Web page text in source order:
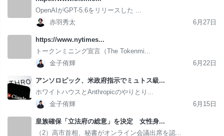
OpenAIがGPT-5.6をリリースした ...
赤羽秀太
6月27日
https://www.nytimes...
トークンミニング宣言（The Tokenmi...
金子侑輝
6月22日
アンソロピック、米政府指示でミュトス級...
ホワイトハウスとAnthropicのやりとり...
金子侑輝
6月15日
皇族確保「立法府の総意」を決定 女性身...
（2）高市首相、秘書がオンライン会議出席を認...